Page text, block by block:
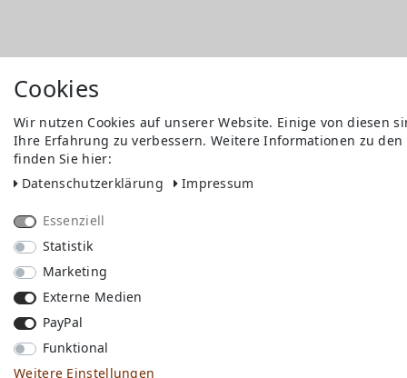
Cookies
Wir nutzen Cookies auf unserer Website. Einige von diesen
Ihre Erfahrung zu verbessern. Weitere Informationen zu
finden Sie hier:
Daten­schutz­erklärung
Impressum
Essenziell
Statistik
Marketing
Externe Medien
PayPal
Funktional
Weitere Einstellungen